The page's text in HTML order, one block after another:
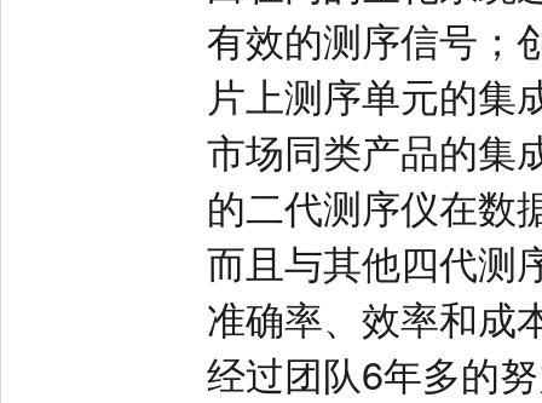
有效的测序信号；
片上测序单元的集
市场同类产品的集
的二代测序仪在数
而且与其他四代测
准确率、效率和成
经过团队6年多的